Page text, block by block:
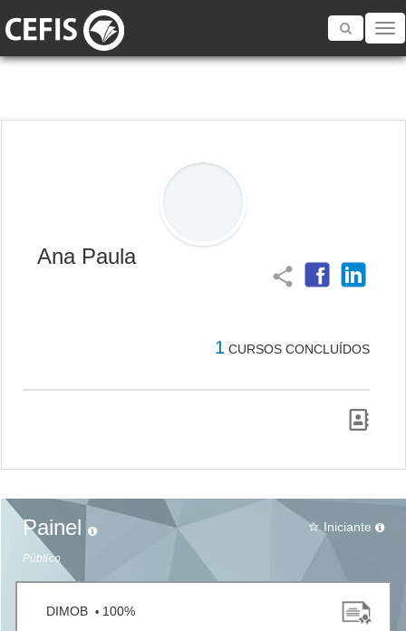
Toggle
Ana Paula
share
1 CURSOS CONCLUÍDOS
Painel
Público
star_border Iniciante
DIMOB • 100%